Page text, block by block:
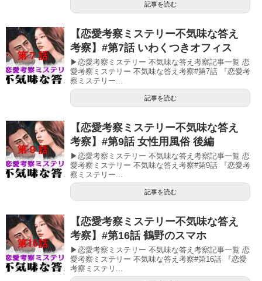
記事を読む
【恋愛考察ミステリー不気味な答え
考察】#第7話 いわくつきオフィス
▶恋愛考察ミステリー 不気味な答え考察記事一覧 恋
愛考察ミステリー 不気味な答え考察#第7話 『恋愛考
察ミステリー...
記事を読む
【恋愛考察ミステリー不気味な答え
考察】#第9話 女性用風俗 後編
▶恋愛考察ミステリー 不気味な答え考察記事一覧 恋
愛考察ミステリー 不気味な答え考察#第9話 『恋愛考
察ミステリー...
記事を読む
【恋愛考察ミステリー不気味な答え
考察】#第16話 鶴野のスマホ
▶恋愛考察ミステリー 不気味な答え考察記事一覧 恋
愛考察ミステリー 不気味な答え考察#第16話 『恋愛
考察ミステリ...